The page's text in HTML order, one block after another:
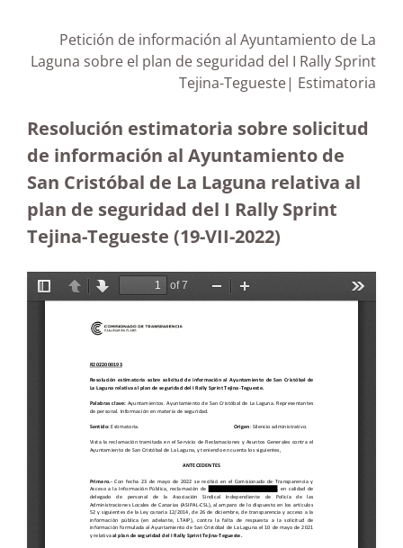
Petición de información al Ayuntamiento de La
Laguna sobre el plan de seguridad del I Rally Sprint
Tejina-Tegueste| Estimatoria
Resolución estimatoria sobre solicitud
de información al Ayuntamiento de
San Cristóbal de La Laguna relativa al
plan de seguridad del I Rally Sprint
Tejina-Tegueste (19-VII-2022)